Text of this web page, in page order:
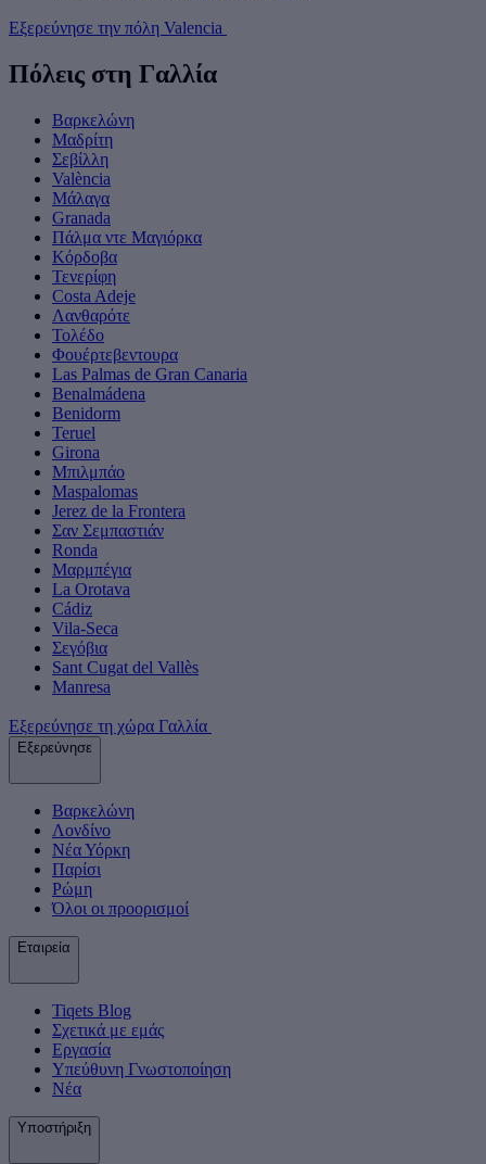
Εξερεύνησε την πόλη Valencia
Πόλεις στη Γαλλία
Βαρκελώνη
Μαδρίτη
Σεβίλλη
València
Μάλαγα
Granada
Πάλμα ντε Μαγιόρκα
Κόρδοβα
Τενερίφη
Costa Adeje
Λανθαρότε
Τολέδο
Φουέρτεβεντουρα
Las Palmas de Gran Canaria
Benalmádena
Benidorm
Teruel
Girona
Μπιλμπάο
Maspalomas
Jerez de la Frontera
Σαν Σεμπαστιάν
Ronda
Μαρμπέγια
La Orotava
Cádiz
Vila-Seca
Σεγόβια
Sant Cugat del Vallès
Manresa
Εξερεύνησε τη χώρα Γαλλία
Εξερεύνησε
Βαρκελώνη
Λονδίνο
Νέα Υόρκη
Παρίσι
Ρώμη
Όλοι οι προορισμοί
Εταιρεία
Tiqets Βlog
Σχετικά με εμάς
Εργασία
Υπεύθυνη Γνωστοποίηση
Νέα
Υποστήριξη